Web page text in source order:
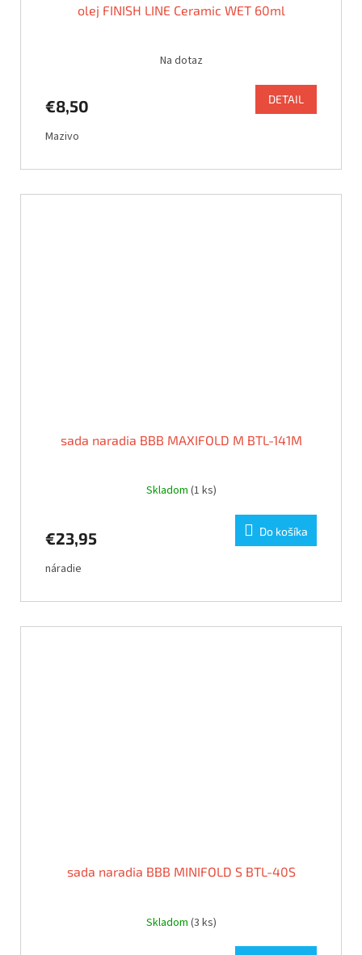
olej FINISH LINE Ceramic WET 60ml
Na dotaz
€8,50 DETAIL
Mazivo
sada naradia BBB MAXIFOLD M BTL-141M
Skladom (1 ks)
€23,95 Do košíka
náradie
sada naradia BBB MINIFOLD S BTL-40S
Skladom (3 ks)